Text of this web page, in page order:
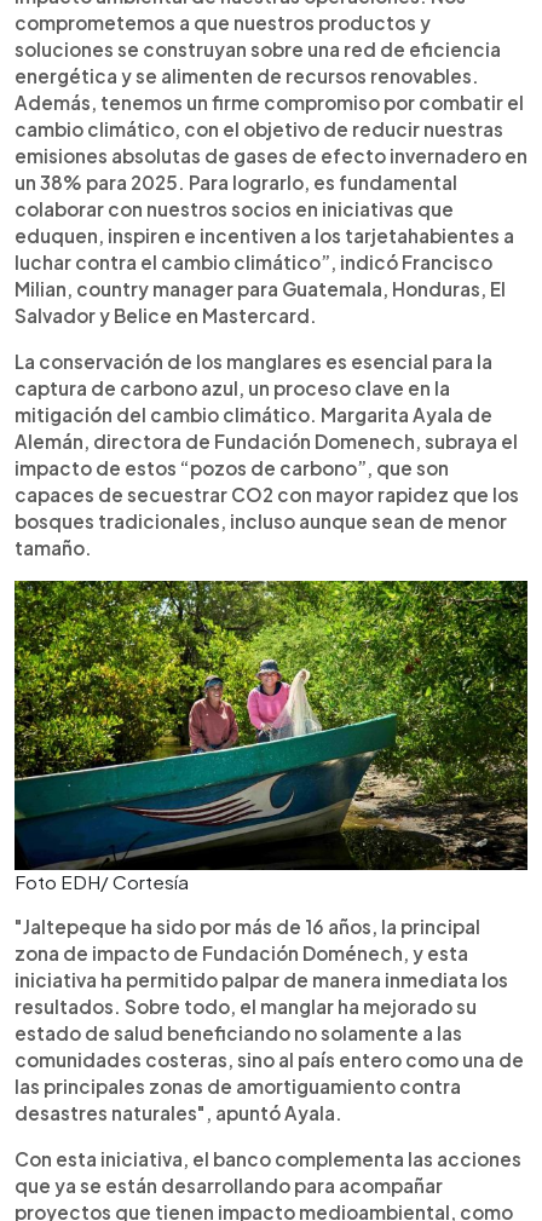
comprometemos a que nuestros productos y
soluciones se construyan sobre una red de eficiencia
energética y se alimenten de recursos renovables.
Además, tenemos un firme compromiso por combatir el
cambio climático, con el objetivo de reducir nuestras
emisiones absolutas de gases de efecto invernadero en
un 38% para 2025. Para lograrlo, es fundamental
colaborar con nuestros socios en iniciativas que
eduquen, inspiren e incentiven a los tarjetahabientes a
luchar contra el cambio climático”, indicó Francisco
Milian, country manager para Guatemala, Honduras, El
Salvador y Belice en Mastercard.
La conservación de los manglares es esencial para la
captura de carbono azul, un proceso clave en la
mitigación del cambio climático. Margarita Ayala de
Alemán, directora de Fundación Domenech, subraya el
impacto de estos “pozos de carbono”, que son
capaces de secuestrar CO2 con mayor rapidez que los
bosques tradicionales, incluso aunque sean de menor
tamaño.
Foto EDH/ Cortesía
"Jaltepeque ha sido por más de 16 años, la principal
zona de impacto de Fundación Doménech, y esta
iniciativa ha permitido palpar de manera inmediata los
resultados. Sobre todo, el manglar ha mejorado su
estado de salud beneficiando no solamente a las
comunidades costeras, sino al país entero como una de
las principales zonas de amortiguamiento contra
desastres naturales", apuntó Ayala.
Con esta iniciativa, el banco complementa las acciones
que ya se están desarrollando para acompañar
proyectos que tienen impacto medioambiental, como